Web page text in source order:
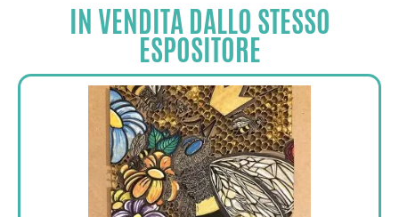
IN VENDITA DALLO STESSO
ESPOSITORE